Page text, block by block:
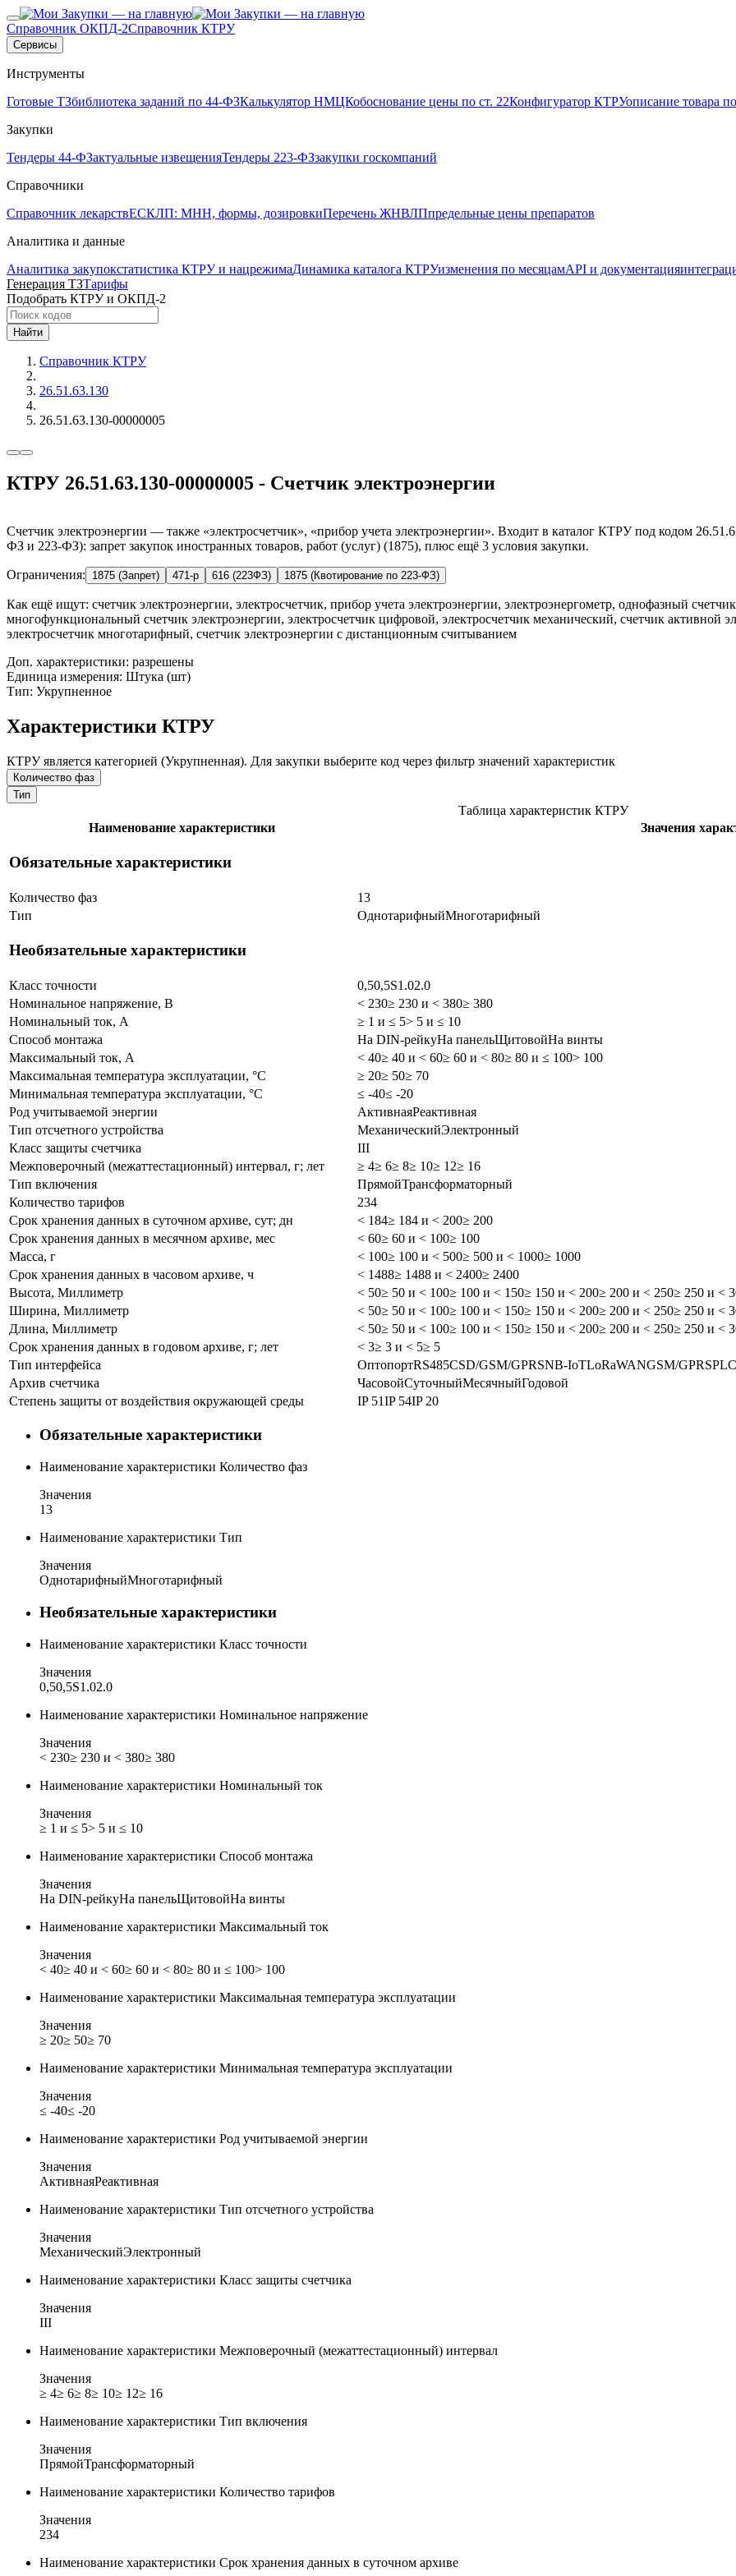
Справочник ОКПД-2Справочник КТРУ
Сервисы
Инструменты
Готовые ТЗбиблиотека заданий по 44-ФЗКалькулятор НМЦКобоснование цены по ст. 22Конфигуратор КТРУописание товара
Закупки
Тендеры 44-ФЗактуальные извещенияТендеры 223-ФЗзакупки госкомпаний
Справочники
Справочник лекарствЕСКЛП: МНН, формы, дозировкиПеречень ЖНВЛПпредельные цены препаратов
Аналитика и данные
Аналитика закупокстатистика КТРУ и нацрежимаДинамика каталога КТРУизменения по месяцамAPI и документация
Генерация ТЗТарифы
Подобрать КТРУ и ОКПД-2
Найти
Справочник КТРУ
26.51.63.130
26.51.63.130-00000005
КТРУ 26.51.63.130-00000005 - Счетчик электроэнергии
Счетчик электроэнергии — также «электросчетчик», «прибор учета электроэнергии». Входит в каталог КТРУ под кодом
ФЗ и 223-ФЗ): запрет закупок иностранных товаров, работ (услуг) (1875), плюс ещё 3 условия закупки.
Ограничения: 1875 (Запрет) 471-р 616 (223ФЗ) 1875 (Квотирование по 223-ФЗ)
Как ещё ищут: счетчик электроэнергии, электросчетчик, прибор учета электроэнергии, электроэнергометр, однофазный
многофункциональный счетчик электроэнергии, электросчетчик цифровой, электросчетчик механический, счетчик активной
электросчетчик многотарифный, счетчик электроэнергии с дистанционным считыванием
Доп. характеристики: разрешены
Единица измерения: Штука (шт)
Тип: Укрупненное
Характеристики КТРУ
КТРУ является категорией (Укрупненная). Для закупки выберите код через фильтр значений характеристик
Количество фаз
Тип
Таблица характеристик КТРУ
Наименование характеристики
Значения
Обязательные характеристики
Количество фаз 13
Тип
ОднотарифныйМноготарифный
Необязательные характеристики
Класс точности 0,50,5S1.02.0
Номинальное напряжение, В
< 230≥ 230 и < 380≥ 380
Номинальный ток, A
≥ 1 и ≤ 5> 5 и ≤ 10
Способ монтажа
На DIN-рейкуНа панельЩитовойНа винты
Максимальный ток, A
< 40≥ 40 и < 60≥ 60 и < 80≥ 80 и ≤ 100> 100
Максимальная температура эксплуатации, °C
≥ 20≥ 50≥ 70
Минимальная температура эксплуатации, °C
≤ -40≤ -20
Род учитываемой энергии
АктивнаяРеактивная
Тип отсчетного устройства
МеханическийЭлектронный
Класс защиты счетчика
III
Межповерочный (межаттестационный) интервал, г; лет
≥ 4≥ 6≥ 8≥ 10≥ 12≥ 16
Тип включения
ПрямойТрансформаторный
Количество тарифов
234
Срок хранения данных в суточном архиве, сут; дн
< 184≥ 184 и < 200≥ 200
Срок хранения данных в месячном архиве, мес
< 60≥ 60 и < 100≥ 100
Масса, г
< 100≥ 100 и < 500≥ 500 и < 1000≥ 1000
Срок хранения данных в часовом архиве, ч
< 1488≥ 1488 и < 2400≥ 2400
Высота, Миллиметр
< 50≥ 50 и < 100≥ 100 и < 150≥ 150 и < 200≥ 200 и < 250≥ 250 и <
Ширина, Миллиметр
< 50≥ 50 и < 100≥ 100 и < 150≥ 150 и < 200≥ 200 и < 250≥ 250 и <
Длина, Миллиметр
< 50≥ 50 и < 100≥ 100 и < 150≥ 150 и < 200≥ 200 и < 250≥ 250 и <
Срок хранения данных в годовом архиве, г; лет
< 3≥ 3 и < 5≥ 5
Тип интерфейса
ОптопортRS485CSD/GSM/GPRSNB-IoTLoRaWANGSM/GPRS
Архив счетчика
ЧасовойСуточныйМесячныйГодовой
Степень защиты от воздействия окружающей среды
IP 51IP 54IP 20
Обязательные характеристики
Наименование характеристики Количество фаз
Значения
13
Наименование характеристики Тип
Значения
ОднотарифныйМноготарифный
Необязательные характеристики
Наименование характеристики Класс точности
Значения
0,50,5S1.02.0
Наименование характеристики Номинальное напряжение
Значения
< 230≥ 230 и < 380≥ 380
Наименование характеристики Номинальный ток
Значения
≥ 1 и ≤ 5> 5 и ≤ 10
Наименование характеристики Способ монтажа
Значения
На DIN-рейкуНа панельЩитовойНа винты
Наименование характеристики Максимальный ток
Значения
< 40≥ 40 и < 60≥ 60 и < 80≥ 80 и ≤ 100> 100
Наименование характеристики Максимальная температура эксплуатации
Значения
≥ 20≥ 50≥ 70
Наименование характеристики Минимальная температура эксплуатации
Значения
≤ -40≤ -20
Наименование характеристики Род учитываемой энергии
Значения
АктивнаяРеактивная
Наименование характеристики Тип отсчетного устройства
Значения
МеханическийЭлектронный
Наименование характеристики Класс защиты счетчика
Значения
III
Наименование характеристики Межповерочный (межаттестационный) интервал
Значения
≥ 4≥ 6≥ 8≥ 10≥ 12≥ 16
Наименование характеристики Тип включения
Значения
ПрямойТрансформаторный
Наименование характеристики Количество тарифов
Значения
234
Наименование характеристики Срок хранения данных в суточном архиве